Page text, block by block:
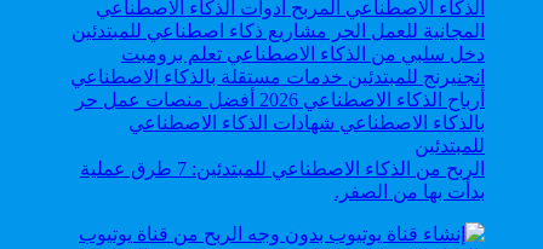
الربح من الذكاء الاصطناعي للمبتدئين: 7 طرق عملية
بدأت بها من الصفر.